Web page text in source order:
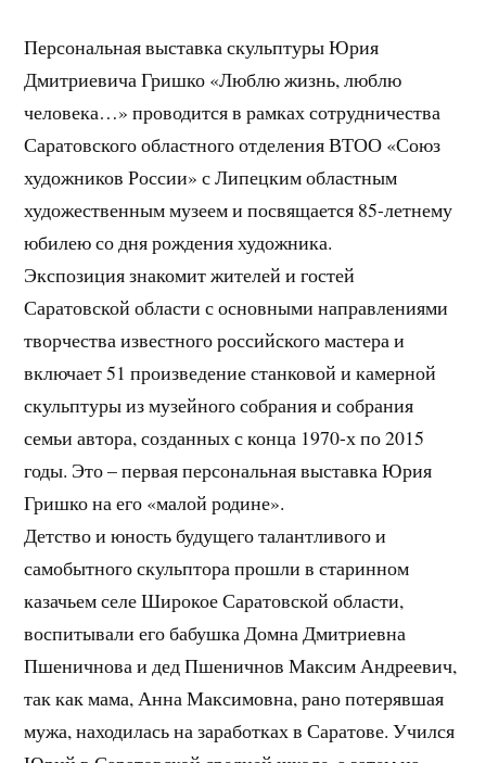
Персональная выставка скульптуры Юрия
Дмитриевича Гришко «Люблю жизнь, люблю
человека…» проводится в рамках сотрудничества
Саратовского областного отделения ВТОО «Союз
художников России» с Липецким областным
художественным музеем и посвящается 85-летнему
юбилею со дня рождения художника.
Экспозиция знакомит жителей и гостей
Саратовской области с основными направлениями
творчества известного российского мастера и
включает 51 произведение станковой и камерной
скульптуры из музейного собрания и собрания
семьи автора, созданных с конца 1970-х по 2015
годы. Это – первая персональная выставка Юрия
Гришко на его «малой родине».
Детство и юность будущего талантливого и
самобытного скульптора прошли в старинном
казачьем селе Широкое Саратовской области,
воспитывали его бабушка Домна Дмитриевна
Пшеничнова и дед Пшеничнов Максим Андреевич,
так как мама, Анна Максимовна, рано потерявшая
мужа, находилась на заработках в Саратове. Учился